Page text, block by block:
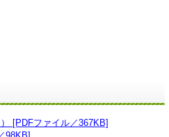
[PDFファイル／367KB]